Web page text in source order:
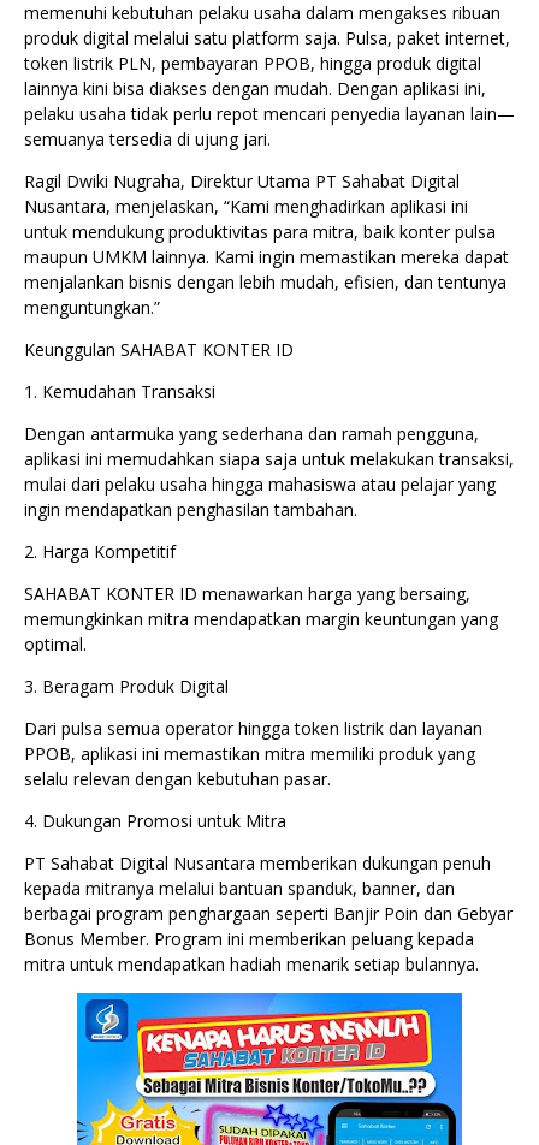
memenuhi kebutuhan pelaku usaha dalam mengakses ribuan
produk digital melalui satu platform saja. Pulsa, paket internet,
token listrik PLN, pembayaran PPOB, hingga produk digital
lainnya kini bisa diakses dengan mudah. Dengan aplikasi ini,
pelaku usaha tidak perlu repot mencari penyedia layanan lain—
semuanya tersedia di ujung jari.
Ragil Dwiki Nugraha, Direktur Utama PT Sahabat Digital
Nusantara, menjelaskan, “Kami menghadirkan aplikasi ini
untuk mendukung produktivitas para mitra, baik konter pulsa
maupun UMKM lainnya. Kami ingin memastikan mereka dapat
menjalankan bisnis dengan lebih mudah, efisien, dan tentunya
menguntungkan.”
Keunggulan SAHABAT KONTER ID
1. Kemudahan Transaksi
Dengan antarmuka yang sederhana dan ramah pengguna,
aplikasi ini memudahkan siapa saja untuk melakukan transaksi,
mulai dari pelaku usaha hingga mahasiswa atau pelajar yang
ingin mendapatkan penghasilan tambahan.
2. Harga Kompetitif
SAHABAT KONTER ID menawarkan harga yang bersaing,
memungkinkan mitra mendapatkan margin keuntungan yang
optimal.
3. Beragam Produk Digital
Dari pulsa semua operator hingga token listrik dan layanan
PPOB, aplikasi ini memastikan mitra memiliki produk yang
selalu relevan dengan kebutuhan pasar.
4. Dukungan Promosi untuk Mitra
PT Sahabat Digital Nusantara memberikan dukungan penuh
kepada mitranya melalui bantuan spanduk, banner, dan
berbagai program penghargaan seperti Banjir Poin dan Gebyar
Bonus Member. Program ini memberikan peluang kepada
mitra untuk mendapatkan hadiah menarik setiap bulannya.